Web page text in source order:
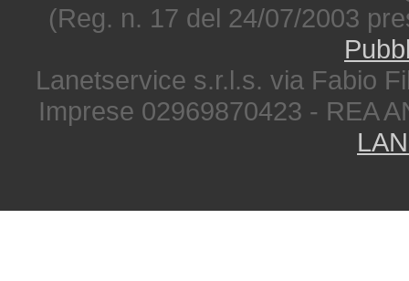
(Reg. n. 17 del 24/07/2003
Lanetservice s.r.l.s. via Fabio
Imprese 02969870423 - REA